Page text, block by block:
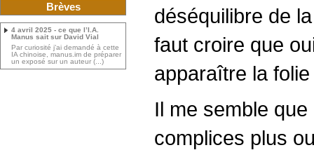
déséquilibre de
faut croire que
apparaître la
Il me semble
complices plus
Brèves
4 avril 2025 - ce que l’I.A.
Manus sait sur David Vial
Par curiosité j’ai demandé à cette
IA chinoise, manus.im de préparer
un exposé sur un auteur (...)